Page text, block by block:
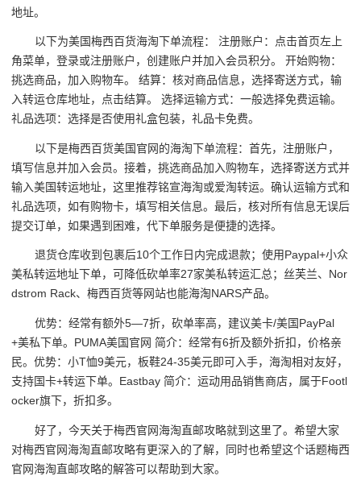
地址。
以下为美国梅西百货海淘下单流程： 注册账户：点击首页左上
角菜单，登录或注册账户，创建账户并加入会员积分。 开始购物：
挑选商品，加入购物车。 结算：核对商品信息，选择寄送方式，输
入转运仓库地址，点击结算。 选择运输方式：一般选择免费运输。
礼品选项：选择是否使用礼盒包装，礼品卡免费。
以下是梅西百货美国官网的海淘下单流程：首先，注册账户，
填写信息并加入会员。接着，挑选商品加入购物车，选择寄送方式并
输入美国转运地址，这里推荐铭宣海淘或爱淘转运。确认运输方式和
礼品选项，如有购物卡，填写相关信息。最后，核对所有信息无误后
提交订单，如果遇到困难，代下单服务是便捷的选择。
退货仓库收到包裹后10个工作日内完成退款；使用Paypal+小众
美私转运地址下单，可降低砍单率27家美私转运汇总；丝芙兰、Nor
dstrom Rack、梅西百货等网站也能海淘NARS产品。
优势：经常有额外5—7折，砍单率高，建议美卡/美国PayPal
+美私下单。PUMA美国官网 简介：经常有6折及额外折扣，价格亲
民。优势：小T恤9美元，板鞋24-35美元即可入手，海淘相对友好，
支持国卡+转运下单。Eastbay 简介：运动用品销售商店，属于Footl
ocker旗下，折扣多。
好了，今天关于梅西官网海淘直邮攻略就到这里了。希望大家
对梅西官网海淘直邮攻略有更深入的了解，同时也希望这个话题梅西
官网海淘直邮攻略的解答可以帮助到大家。